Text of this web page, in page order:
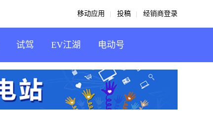
移动应用 投稿 经销商登录
试驾 EV江湖 电动号